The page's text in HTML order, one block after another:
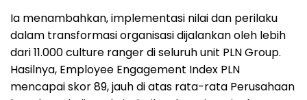
Ia menambahkan, implementasi nilai dan perilaku
dalam transformasi organisasi dijalankan oleh lebih
dari 11.000 culture ranger di seluruh unit PLN Group.
Hasilnya, Employee Engagement Index PLN
mencapai skor 89, jauh di atas rata-rata Perusahaan